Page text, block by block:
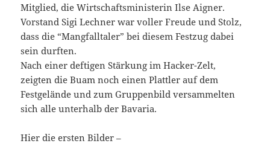
Mitglied, die Wirtschaftsministerin Ilse Aigner.
Vorstand Sigi Lechner war voller Freude und Stolz,
dass die “Mangfalltaler” bei diesem Festzug dabei
sein durften.
Nach einer deftigen Stärkung im Hacker-Zelt,
zeigten die Buam noch einen Plattler auf dem
Festgelände und zum Gruppenbild versammelten
sich alle unterhalb der Bavaria.
Hier die ersten Bilder –